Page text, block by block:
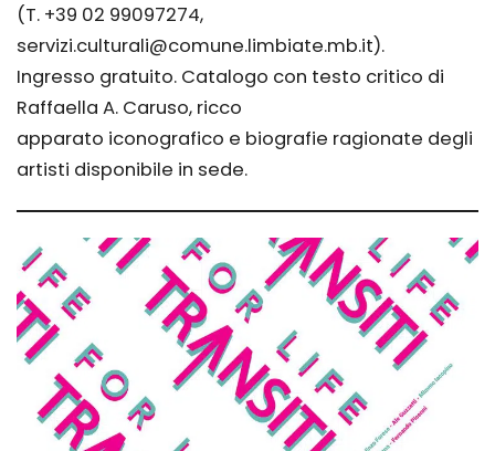
(T. +39 02 99097274,
servizi.culturali@comune.limbiate.mb.it).
Ingresso gratuito. Catalogo con testo critico di
Raffaella A. Caruso, ricco
apparato iconografico e biografie ragionate degli
artisti disponibile in sede.